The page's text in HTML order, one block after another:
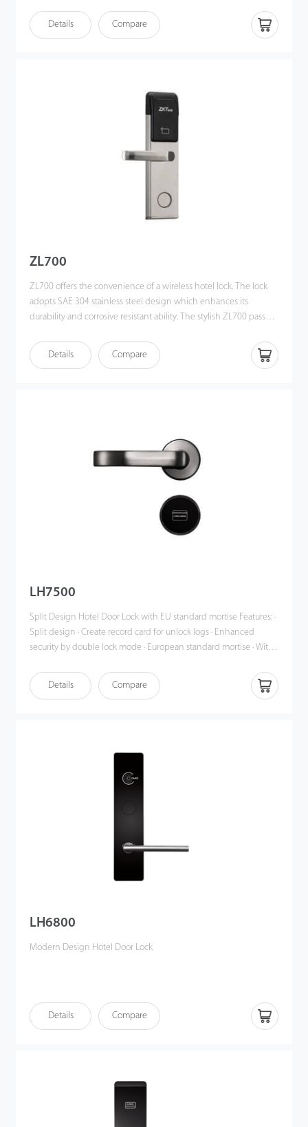
del registro de desbloqueos. Los usuarios pueden gestionar el
acceso y el control de ascensores mediante tarjetas Multi-Tech. Es
Details Compare
ZL700
ZL700 offers the convenience of a wireless hotel lock. The lock
adopts SAE 304 stainless steel design which enhances its
durability and corrosive resistant ability. The stylish ZL700 passed
Details Compare
LH7500
Split Design Hotel Door Lock with EU standard mortise Features: ·
Split design · Create record card for unlock logs · Enhanced
security by double lock mode · European standard mortise · With
free hotel lock management software
Details Compare
LH6800
Modern Design Hotel Door Lock
Details Compare